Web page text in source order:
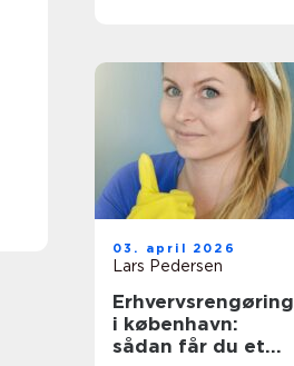
03. april 2026
Lars Pedersen
Erhvervsrengøring
i københavn:
sådan får du et